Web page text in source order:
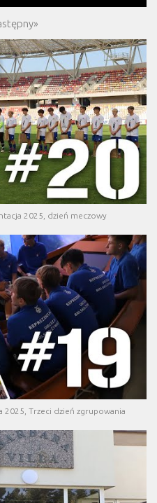
»
2025, dzień meczowy
2025, Trzeci dzień zgrupowania